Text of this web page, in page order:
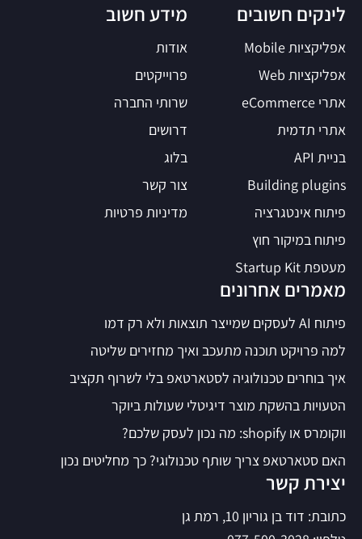
מידע חשוב
אודות
פרוייקטים
שרותי החברה
דרושים
בלוג
צור קשר
מדיניות פרטיות
מאמרים אחרונים
פיתוח AI לעסקים שמייצר תוצאות ולא רק דמו
למה פרויקט תוכנה מתעכב ואיך מחזירים שליטה
איך בוחרים טכנולוגיה לסטארטאפ בלי לשרוף תקציב
הטעויות בהשקת מוצר דיגיטלי שעולות ביוקר
ווקומרס או shopify: מה נכון לעסק שלכם?
האם סטארטאפ צריך שותף טכנולוגי? כך מחליטים נכון
לינקים חשובים
אפליקציות Mobile
אפליקציות Web
אתרי eCommerce
אתרי תדמית
בניית API
Building plugins
פיתוח אינטגרציה
פיתוח במיקור חוץ
מעטפת Startup Kit
יצירת קשר
כתובת: דוד בן גוריון 10, רמת גן